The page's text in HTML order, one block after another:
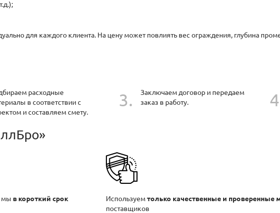
для каждого клиента. На цену может повлиять вес ограждения, глубина
расходные
в соответствии с
и составляем смету.
Заключаем договор и передаем
заказ в работу.
мы в короткий срок
Используемтолько качественные и проверенные
поставщиков